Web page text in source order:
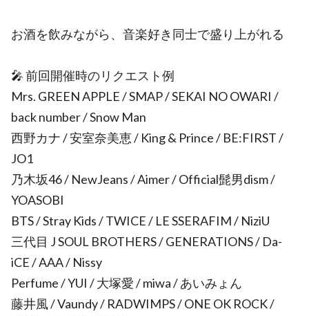
お酒を飲みながら、音楽好き同士で盛り上がれる
🎤 前回開催時のリクエスト例
Mrs. GREEN APPLE / SMAP / SEKAI NO OWARI /
back number / Snow Man
西野カナ / 安室奈美恵 / King & Prince / BE:FIRST /
JO1
乃木坂46 / NewJeans / Aimer / Official髭男dism /
YOASOBI
BTS / Stray Kids / TWICE / LE SSERAFIM / NiziU
三代目 J SOUL BROTHERS / GENERATIONS / Da-
iCE / AAA / Nissy
Perfume / YUI / 大塚愛 / miwa / あいみょん
藤井風 / Vaundy / RADWIMPS / ONE OK ROCK /